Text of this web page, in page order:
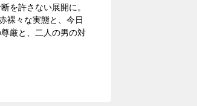
を許さない展開に。
裸々な実態と、今日
厳と、二人の男の対